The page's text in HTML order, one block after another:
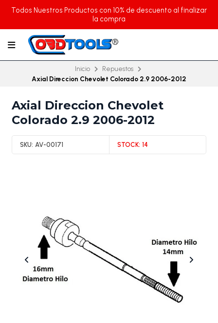
Todos Nuestros Productos con 10% de descuento al finalizar
la compra
Inicio
Repuestos
Axial Direccion Chevolet Colorado 2.9 2006-2012
Axial Direccion Chevolet
Colorado 2.9 2006-2012
SKU: AV-00171 STOCK: 14